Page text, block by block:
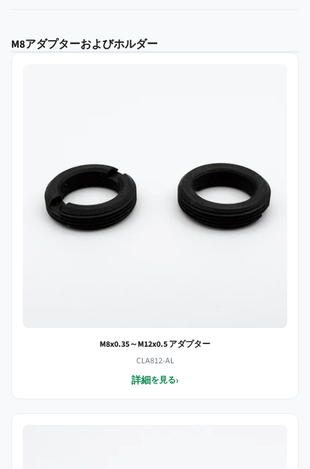
M8アダプターおよびホルダー
M8x0.35～M12x0.5 アダプター
CLA812-AL
詳細を見る›